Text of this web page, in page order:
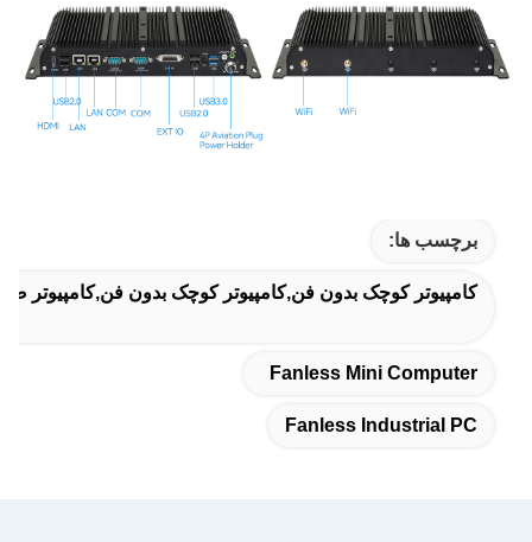
برچسب ها:
کامپیوتر کوچک بدون فن,کامپیوتر کوچک بدون فن,کامپیوتر
Fanless Mini Computer
Fanless Industrial PC